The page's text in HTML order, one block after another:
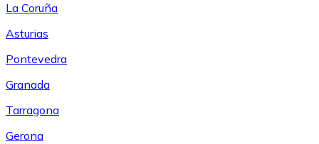
La Coruña
Asturias
Pontevedra
Granada
Tarragona
Gerona